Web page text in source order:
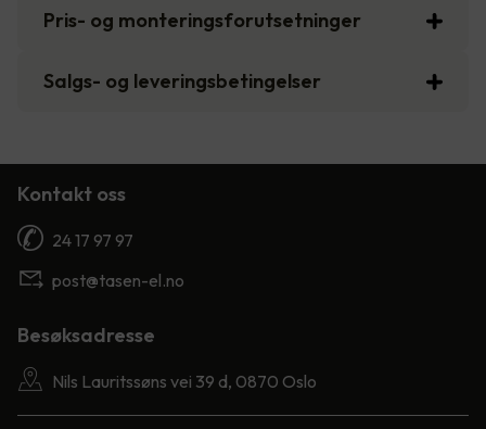
Pris- og monteringsforutsetninger
Salgs- og leveringsbetingelser
Kontakt oss
24 17 97 97
post@tasen-el.no
Besøksadresse
Nils Lauritssøns vei 39 d, 0870 Oslo